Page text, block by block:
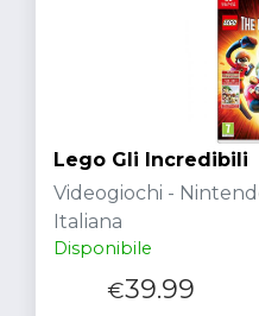
Lego Gli Incredibili
Videogiochi -
Italiana
Disponibile
€39.99